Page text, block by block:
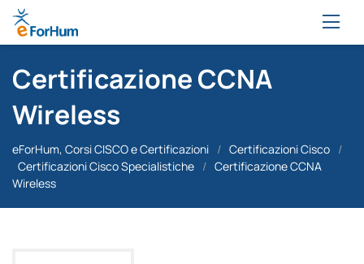
Certificazione CCNA
Wireless
eForHum, Corsi CISCO e Certificazioni / Certificazioni Cisco /
Certificazioni Cisco Specialistiche / Certificazione CCNA
Wireless